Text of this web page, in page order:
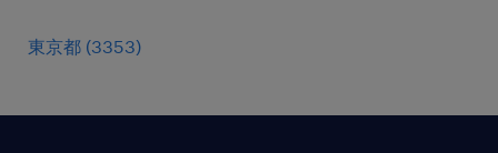
東京都 (3353)